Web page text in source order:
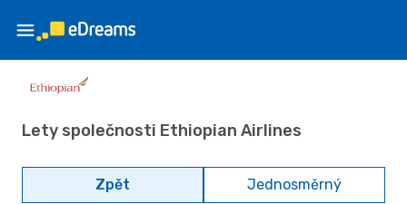
Lety společnosti Ethiopian Airlines
Zpět Jednosměrný